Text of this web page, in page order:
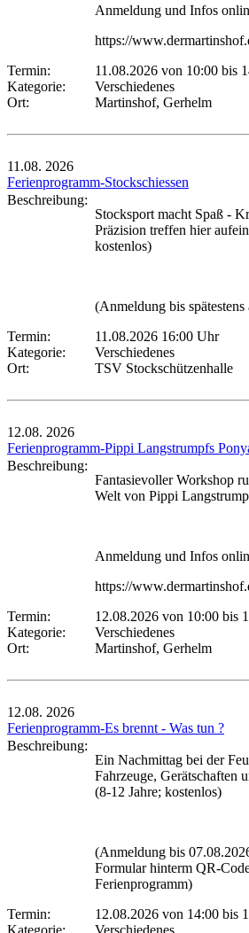
Anmeldung und Infos
https://
Termin:
11.08.2026 von 10:00 bis
Kategorie:
Verschiedenes
Ort:
Martinshof, Gerhelm
11.08. 2026
Ferienprogramm-Stockschiessen
Beschreibung:
Stocksport macht Spaß -
Präzision treffen hier
kostenlos)
(Anmeldung bis spätestens
Termin:
11.08.2026 16:00 Uhr
Kategorie:
Verschiedenes
Ort:
TSV Stockschützenhalle
12.08. 2026
Ferienprogramm-Pippi Langstrumpfs
Beschreibung:
Fantasievoller Workshop
Welt von Pippi
Anmeldung und Infos
https://
Termin:
12.08.2026 von 10:00 bis
Kategorie:
Verschiedenes
Ort:
Martinshof, Gerhelm
12.08. 2026
Ferienprogramm-Es brennt - Was tun ?
Beschreibung:
Ein Nachmittag bei der
Fahrzeuge, Gerätschaften
(8-12 Jahre; kostenlos)
(Anmeldung bis
Formular hinterm QR-
Ferienprogramm)
Termin:
12.08.2026 von 14:00 bis
Kategorie:
Verschiedenes